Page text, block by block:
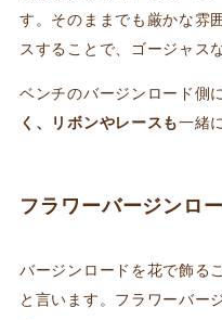
す。そのままでも厳かな雰
スすることで、ゴージャス
ベンチのバージンロード側
く、リボンやレースも一緒
フラワーバージンロ
バージンロードを花で飾る
と言います。フラワーバー